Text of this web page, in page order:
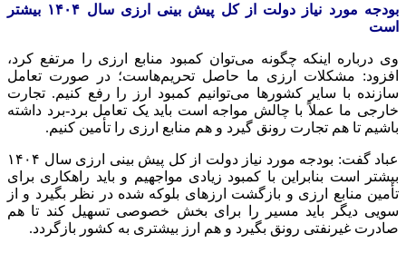
بودجه مورد نیاز دولت از کل پیش بینی ارزی سال ۱۴۰۴ بیشتر
است
وی درباره اینکه چگونه می‌توان کمبود منابع ارزی را مرتفع کرد،
افزود: مشکلات ارزی ما حاصل تحریم‌هاست؛ در صورت تعامل
سازنده با سایر کشورها می‌توانیم کمبود ارز را رفع کنیم. تجارت
خارجی ما عملاً با چالش مواجه است باید یک تعامل برد-برد داشته
باشیم تا هم تجارت رونق گیرد و هم منابع ارزی را تأمین کنیم.
عباد گفت: بودجه مورد نیاز دولت از کل پیش بینی ارزی سال ۱۴۰۴
بیشتر است بنابراین با کمبود زیادی مواجهیم و باید راهکاری برای
تأمین منابع ارزی و بازگشت ارزهای بلوکه شده در نظر بگیرد و از
سویی دیگر باید مسیر را برای بخش خصوصی تسهیل کند تا هم
صادرت غیرنفتی رونق بگیرد و هم ارز بیشتری به کشور بازگردد.